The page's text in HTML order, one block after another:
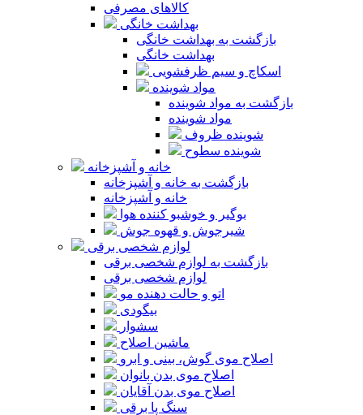
کالاهای مصرفی
بهداشت خانگی
بازگشت به بهداشت خانگی
بهداشت خانگی
اسکاچ و سیم ظرفشویی
مواد شوینده
بازگشت به مواد شوینده
مواد شوینده
شوینده ظروف
شوینده سطوح
خانه و آشپزخانه
بازگشت به خانه و آشپزخانه
خانه و آشپزخانه
بوگیر و خوشبو کننده هوا
شیرجوش و قهوه جوش
لوازم شخصی برقی
بازگشت به لوازم شخصی برقی
لوازم شخصی برقی
اتو و حالت دهنده مو
بیگودی
سشوار
ماشین اصلاح
اصلاح موی گوش، بینی و ابرو
اصلاح موی بدن بانوان
اصلاح موی بدن آقایان
سنگ پا برقی